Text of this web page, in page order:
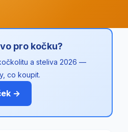
pro kočku?
a steliva 2026 —
co koupit.
→